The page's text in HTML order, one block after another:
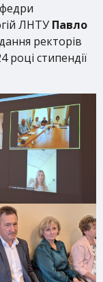
ЛНТУ Павло
ректорів
стипендії